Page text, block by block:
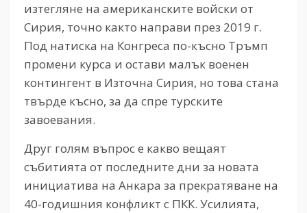
изтегляне на американските войски от
Сирия, точно както направи през 2019 г.
Под натиска на Конгреса по-късно Тръмп
промени курса и остави малък военен
контингент в Източна Сирия, но това стана
твърде късно, за да спре турските
завоевания.
Друг голям въпрос е какво вещаят
събитията от последните дни за новата
инициатива на Анкара за прекратяване на
40-годишния конфликт с ПКК. Усилията,